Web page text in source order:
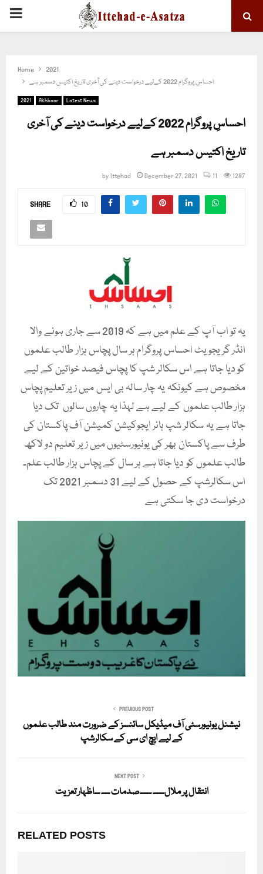
PRIMARY
Home
2021
احساسِ پروگرام 2022 کےلیے درخواست دینے کی آخری تاریخ اکتیس دسمبر ہے
2021 Akhbaar Latest News
احساسِ پروگرام 2022 کےلیے درخواست دینے کی آخری
تاریخ اکتیس دسمبر ہے
byIttehad December 27, 2021 11 1287
SHARE 10
یہ تو اب آپ کے علم میں ہے کہ 2019 سے جاری ہونے والا
انڈر گریجویٹ احساس پروگرام ہر سال پچاس ہزار طالب علموں
کو دیا جاتا ہے اس سکالر شپ کا پچاس فیصد خواتین کے لیے
مخصوص ہے کیونکہ یہ چار سالہ بی ایس میں زیر تعلیم پچاس
ہزار طالب علموں کے لیے ہے لہذا یہ چاروں سالوں تک دیا
جاتا ہے یہ سکالر شپ ہائر ایجوکیشن کمیشن آف پاکستان کی
طرف سے پاکستان بھر کی یونیورسٹیوں میں زیر تعلیم دو لاکھ
طالب علموں کو دیا جاتا ہے ہر سال کے پچاس ہزار طالب علم۔
اس سکالرشپ کے حصول کے لیے 31 دسمبر 2021 تک
درخواست دی جا سکتی ہے
PREVIOUS POST
نیشنل یونیورسٹی آف میڈیکل سائنسز کے ضرورت مند طالب علموں
کے لیے ایچ ای سی کے سکالرشپ
NEXT POST
انتقال پر ملال۔۔۔۔ ۔۔۔۔صدمات ۔۔۔ ۔۔اظہار تعزیت
RELATED POSTS